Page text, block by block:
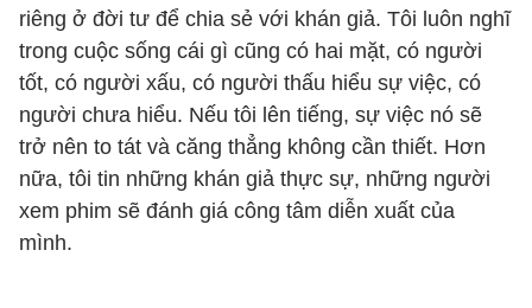
riêng ở đời tư để chia sẻ với khán giả. Tôi luôn nghĩ
trong cuộc sống cái gì cũng có hai mặt, có người
tốt, có người xấu, có người thấu hiểu sự việc, có
người chưa hiểu. Nếu tôi lên tiếng, sự việc nó sẽ
trở nên to tát và căng thẳng không cần thiết. Hơn
nữa, tôi tin những khán giả thực sự, những người
xem phim sẽ đánh giá công tâm diễn xuất của
mình.